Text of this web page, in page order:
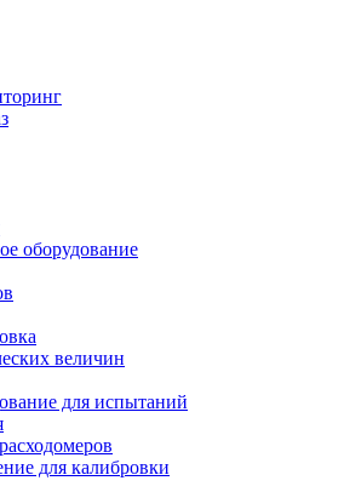
оборудование
величин
для испытаний
для калибровки